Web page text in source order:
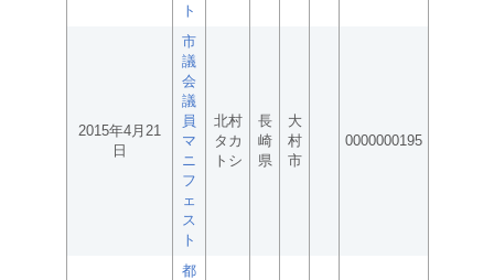
ト
2015年4月21
日
市
議
会
議
員
マ
ニ
フ
ェ
ス
ト
北村
タカ
トシ
長
崎
県
大
村
市
0000000195
都